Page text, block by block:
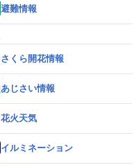
避難情報
さくら開花情報
あじさい情報
花火天気
イルミネーション